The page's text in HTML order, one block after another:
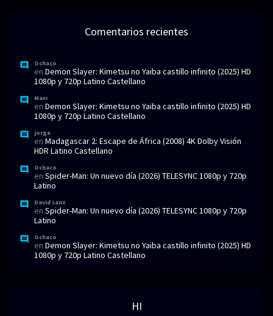
Comentarios recientes
Ochaco
en Demon Slayer: Kimetsu no Yaiba castillo infinito (2025) HD
1080p y 720p Latino Castellano
Maxi
en Demon Slayer: Kimetsu no Yaiba castillo infinito (2025) HD
1080p y 720p Latino Castellano
jorge
en Madagascar 2: Escape de África (2008) 4K Dolby Visión
HDR Latino Castellano
Ochaco
en Spider-Man: Un nuevo día (2026) TELESYNC 1080p y 720p
Latino
David sanz
en Spider-Man: Un nuevo día (2026) TELESYNC 1080p y 720p
Latino
Ochaco
en Demon Slayer: Kimetsu no Yaiba castillo infinito (2025) HD
1080p y 720p Latino Castellano
HI